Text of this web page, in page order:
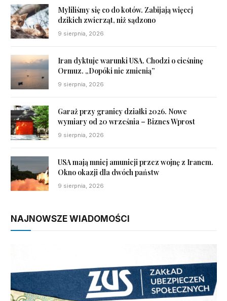
Myliliśmy się co do kotów. Zabijają więcej
dzikich zwierząt, niż sądzono
9 sierpnia, 2026
Iran dyktuje warunki USA. Chodzi o cieśninę
Ormuz. „Dopóki nie zmienią”
9 sierpnia, 2026
Garaż przy granicy działki 2026. Nowe
wymiary od 20 września – Biznes Wprost
9 sierpnia, 2026
USA mają mniej amunicji przez wojnę z Iranem.
Okno okazji dla dwóch państw
9 sierpnia, 2026
NAJNOWSZE WIADOMOŚCI